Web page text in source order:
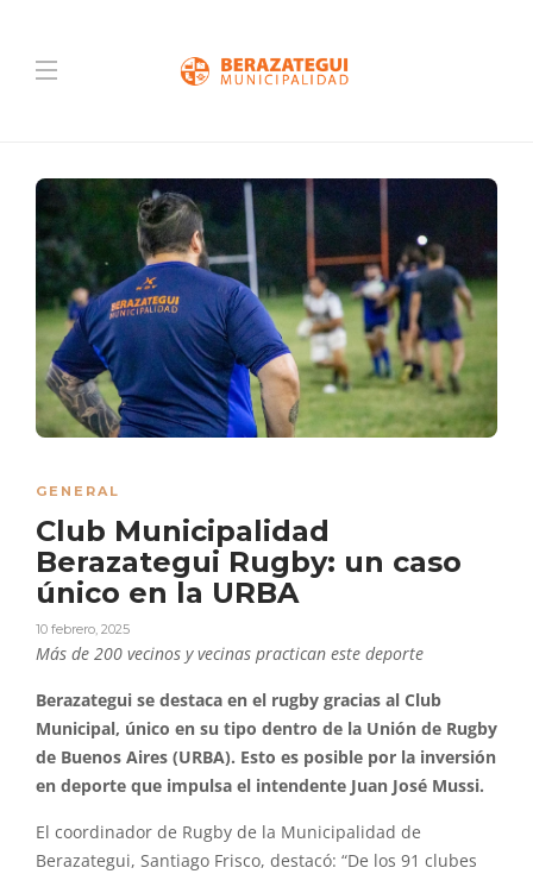
GENERAL
Club Municipalidad
Berazategui Rugby: un caso
único en la URBA
10 febrero, 2025
Más de 200 vecinos y vecinas practican este deporte
Berazategui se destaca en el rugby gracias al Club
Municipal, único en su tipo dentro de la Unión de Rugby
de Buenos Aires (URBA). Esto es posible por la inversión
en deporte que impulsa el intendente Juan José Mussi.
El coordinador de Rugby de la Municipalidad de
Berazategui, Santiago Frisco, destacó: “De los 91 clubes